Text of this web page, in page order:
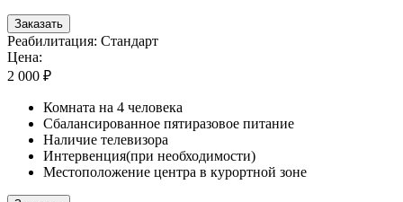
Заказать
Реабилитация: Стандарт
Цена:
2 000 ₽
Комната на 4 человека
Сбалансированное пятиразовое питание
Наличие телевизора
Интервенция(при необходимости)
Местоположение центра в курортной зоне